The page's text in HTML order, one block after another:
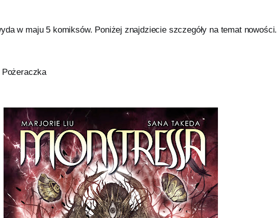
w maju 5 komiksów. Poniżej znajdziecie szczegóły na temat nowości.